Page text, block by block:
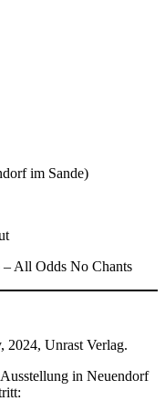
im Sande)
All Odds No Chants
2024, Unrast Verlag.
in Neuendorf